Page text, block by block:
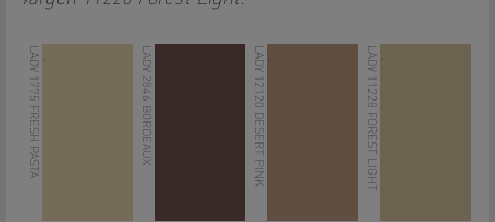
LADY 1775 FRESH PASTA . LADY 2846 BORDEAUX LADY 12120 DESERT PINK LADY 11228 FOREST LIGHT .